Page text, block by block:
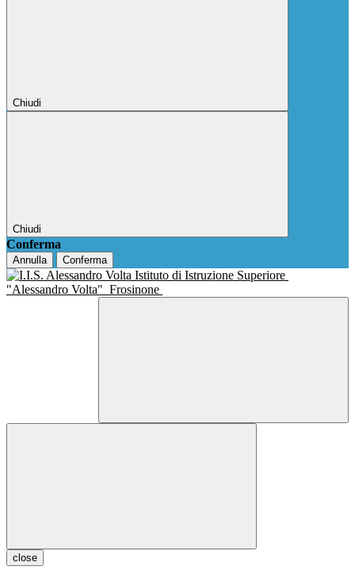
Chiudi
Chiudi
Conferma
Annulla Conferma
Istituto di Istruzione Superiore
"Alessandro Volta" Frosinone
close